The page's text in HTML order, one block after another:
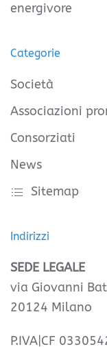
energivore
Categorie
Società
Associazioni
Consorziati
News
Sitemap
Indirizzi
SEDE LEGALE
via Giovanni
20124 Milano
P.IVA|CF